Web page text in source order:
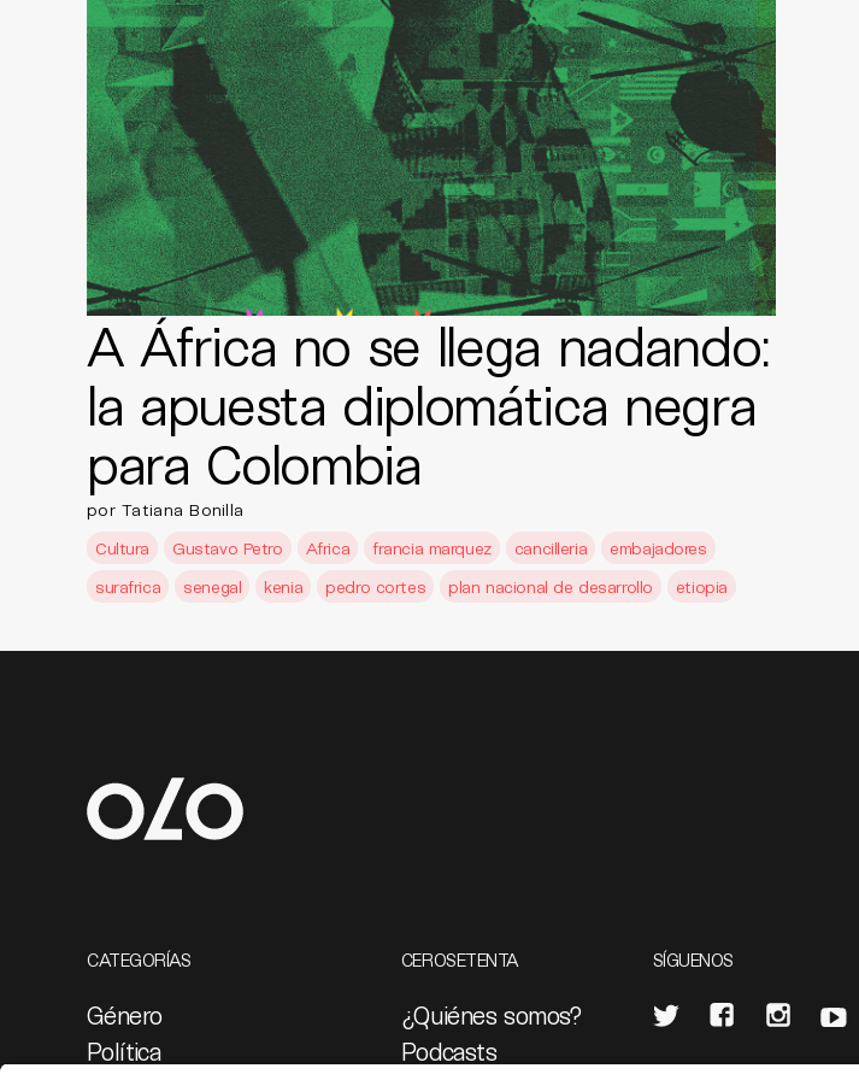
A África no se llega nadando:
la apuesta diplomática negra
para Colombia
por Tatiana Bonilla
Cultura
Gustavo Petro Africa francia marquez cancilleria
embajadores
surafrica
senegal kenia pedro cortes plan nacional de desarrollo etiopia
CATEGORÍAS
Género
Política
CEROSETENTA
¿Quiénes somos?
Podcasts
SÍGUENOS